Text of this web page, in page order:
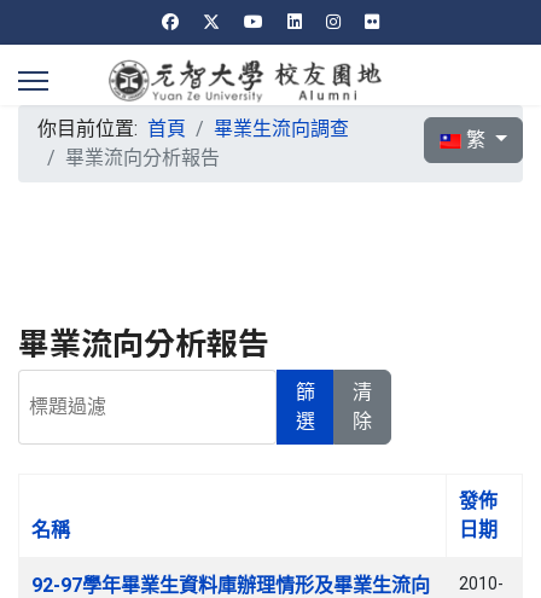
選擇你的語言
繁
你目前位置: 首頁
畢業生流向調查
畢業流向分析報告
畢業流向分析報告
篩
選
清
除
文章列表
名稱
發佈
日期
92-97學年畢業生資料庫辦理情形及畢業生流向
2010-